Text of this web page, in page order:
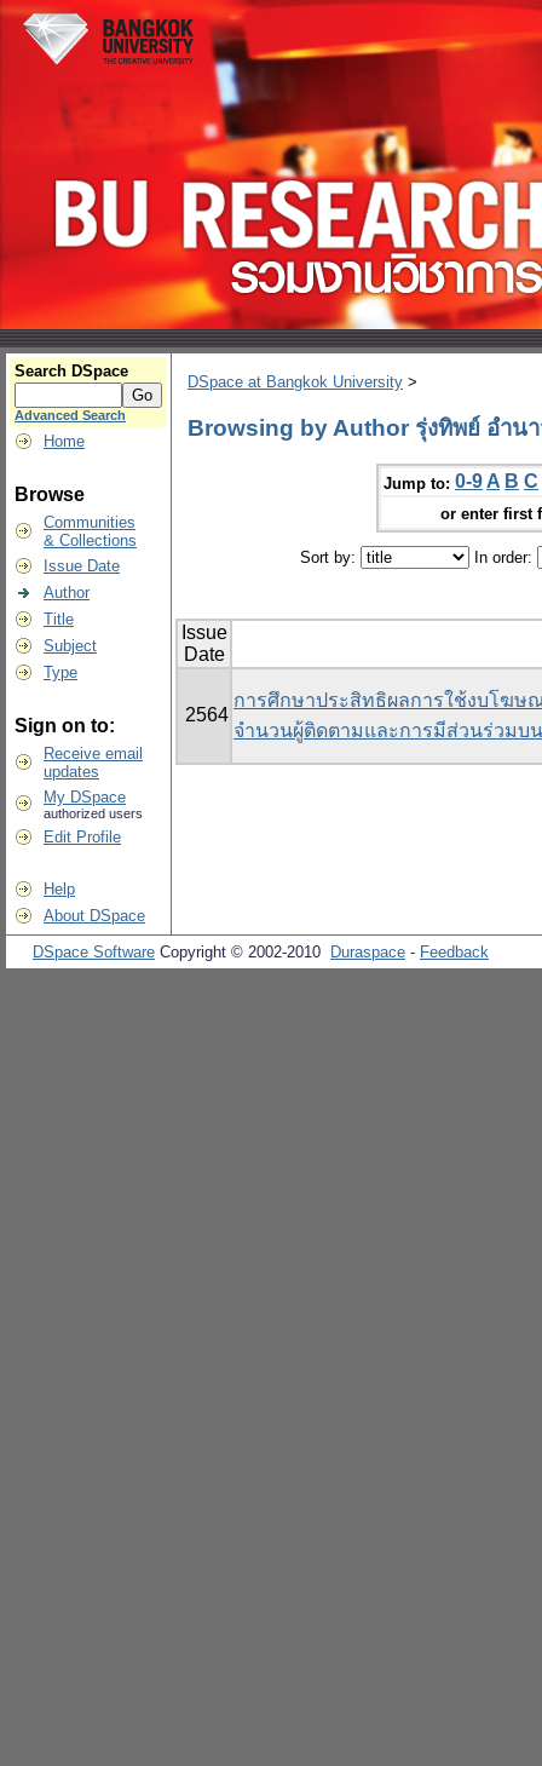
Search DSpace
Advanced Search
Home
Browse
Communities
& Collections
Issue Date
Author
Title
Subject
Type
Sign on to:
Receive email
updates
My DSpace
authorized users
Edit Profile
Help
About DSpace
DSpace at Bangkok University >
Browsing by Author รุ่งทิพย์ อำน
Jump to: 0-9 A B C
or enter first
Sort by: In order:
Issue
Date
2564
การศึกษาประสิทธิผลการใช้งบโฆษ
จำนวนผู้ติดตามและการมีส่วนร่วมบ
DSpace Software Copyright © 2002-2010 Duraspace - Feedback